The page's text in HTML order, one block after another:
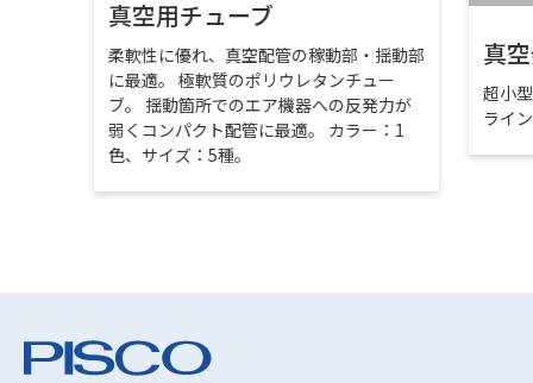
真空用チューブ
柔軟性に優れ、真空配管の稼動部・揺動部
に最適。 極軟質のポリウレタンチュー
ブ。 揺動箇所でのエア機器への反発力が
弱くコンパクト配管に最適。 カラー：1
色、サイズ：5種。
真
超小
ライ